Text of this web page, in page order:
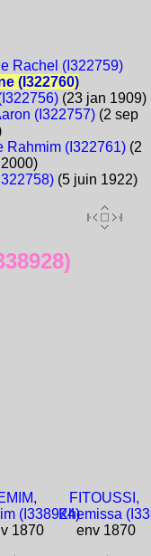
Rachel (I322759)
(I322760)
(23 jan 1909)
(I322757)(2 sep
Rahmim (I322761)(2
(5 juin 1922)
(I338924)
1870
FITOUSSI,
Khemissa
env 1870